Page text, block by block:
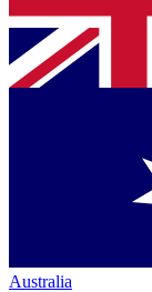
Australia